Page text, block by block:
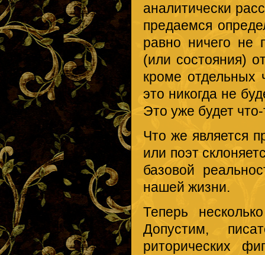
аналитически
предаемся
равно ничего не
(или состояния)
кроме
это никогда не
Это уже будет
Что же является
или поэт
базовой
нашей жизни.
Теперь
Допустим,
риторических